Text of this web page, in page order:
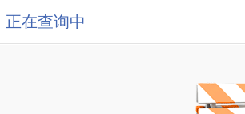
正在查询中